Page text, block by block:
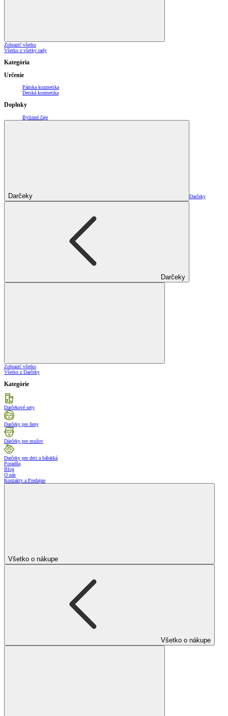
Zobraziť všetko
Všetko z všetky rady
Kategória
Určenie
Pánska kozmetika
Detská kozmetika
Doplnky
Bylinné čaje
Darčeky Darčeky
Darčeky
Zobraziť všetko
Všetko z Darčeky
Kategórie
Darčekové sety
Darčeky pre ženy
Dárčeky pre mužov
Darčeky pre deti a bábätká
Poradňa
Blog
O nás
Kontakty a Predajne
Všetko o nákupe
Všetko o nákupe